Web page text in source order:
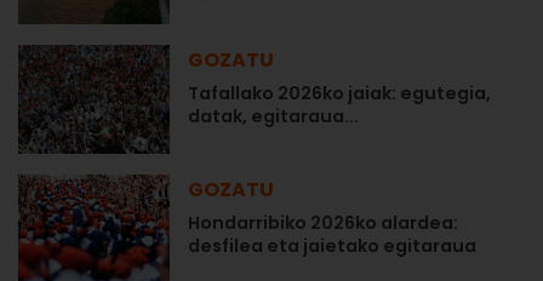
GOZATU
Tafallako 2026ko jaiak: egutegia,
datak, egitaraua...
GOZATU
Hondarribiko 2026ko alardea:
desfilea eta jaietako egitaraua